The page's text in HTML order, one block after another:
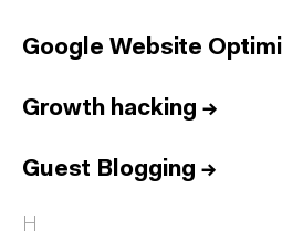
Google Website
Growth hacking →
Guest Blogging →
H